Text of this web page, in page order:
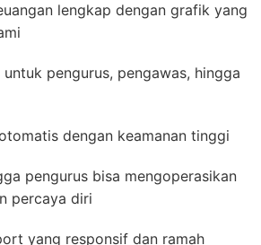
lengkap dengan grafik yang
untuk pengurus, pengawas, hingga
dengan keamanan tinggi
pengurus bisa mengoperasikan
percaya diri
yang responsif dan ramah